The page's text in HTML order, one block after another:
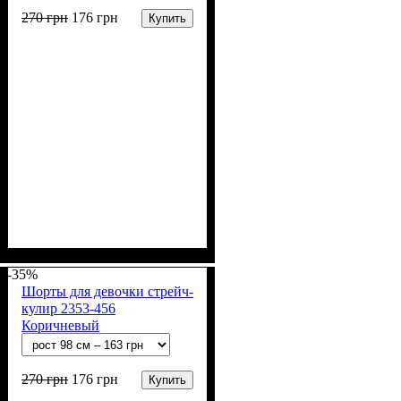
270грн 176 грн Купить
(94% х/б, 6% лайкра)
-35%
Шорты для девочки стрейч-
кулир 2353-456
Коричневый
270грн 176 грн Купить